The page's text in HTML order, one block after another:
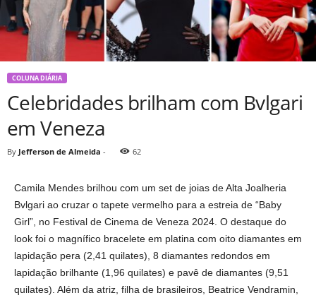
COLUNA DIÁRIA
Celebridades brilham com Bvlgari
em Veneza
By Jefferson de Almeida - 62
Camila Mendes brilhou com um set de joias de Alta Joalheria
Bvlgari ao cruzar o tapete vermelho para a estreia de “Baby
Girl”, no Festival de Cinema de Veneza 2024. O destaque do
look foi o magnífico bracelete em platina com oito diamantes em
lapidação pera (2,41 quilates), 8 diamantes redondos em
lapidação brilhante (1,96 quilates) e pavê de diamantes (9,51
quilates). Além da atriz, filha de brasileiros, Beatrice Vendramin,